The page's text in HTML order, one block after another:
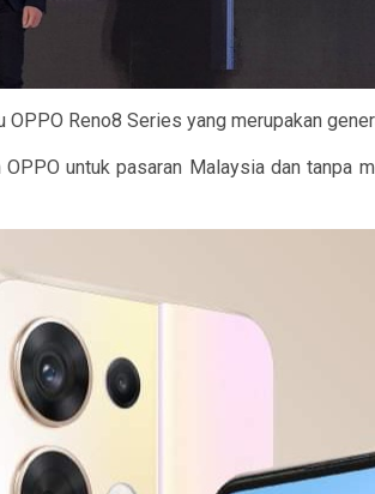
Reno8 Series yang merupakan
untuk pasaran Malaysia dan tanpa